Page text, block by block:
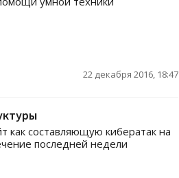
22 декабря 2016, 18:47
как составляющую кибератак на
последней недели